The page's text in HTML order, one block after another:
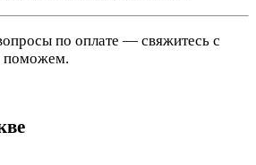
по оплате — свяжитесь с
поможем.